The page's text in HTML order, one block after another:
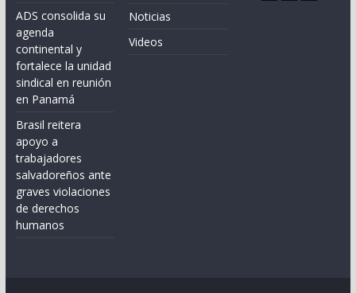
ADS consolida su
agenda
continental y
fortalece la unidad
sindical en reunión
en Panamá
Brasil reitera
apoyo a
trabajadores
salvadoreños ante
graves violaciones
de derechos
humanos
Noticias
Videos